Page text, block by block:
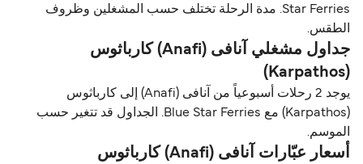
Star Ferries. مدة الرحلة تختلف حسب المشغلين وظروف
الطقس.
جداول مشغلي آنافی (Anafi) كارباثوس
(Karpathos)
يوجد 2 رحلات أسبوعياً من آنافی (Anafi) إلى كارباثوس
(Karpathos) مع Blue Star Ferries. الجداول قد تتغير حسب
الموسم.
أسعار عبّارات آنافی (Anafi) كارباثوس